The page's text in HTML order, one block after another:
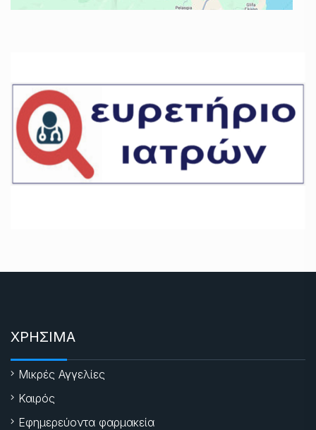
ΧΡΗΣΙΜΑ
Μικρές Αγγελίες
Καιρός
Εφημερεύοντα φαρμακεία